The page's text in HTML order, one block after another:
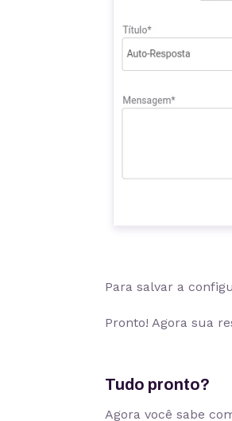
Para salvar a
Pronto! Agora sua
Tudo pronto?
Agora você sabe